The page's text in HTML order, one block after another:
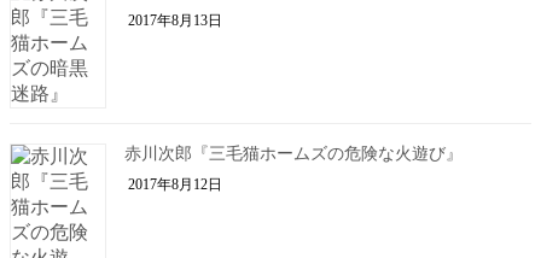
2017年8月13日
赤川次郎『三毛猫ホームズの危険な火遊び』
2017年8月12日